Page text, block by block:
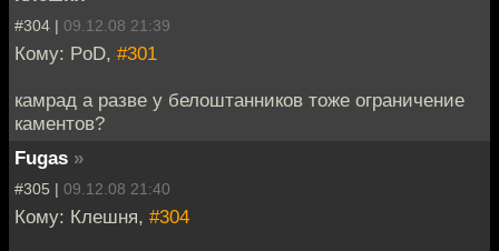
#304 | 09.12.08 21:39
Кому: PoD, #301
камрад а разве у белоштанников тоже ограничение
каментов?
Fugas »
#305 | 09.12.08 21:40
Кому: Клешня, #304